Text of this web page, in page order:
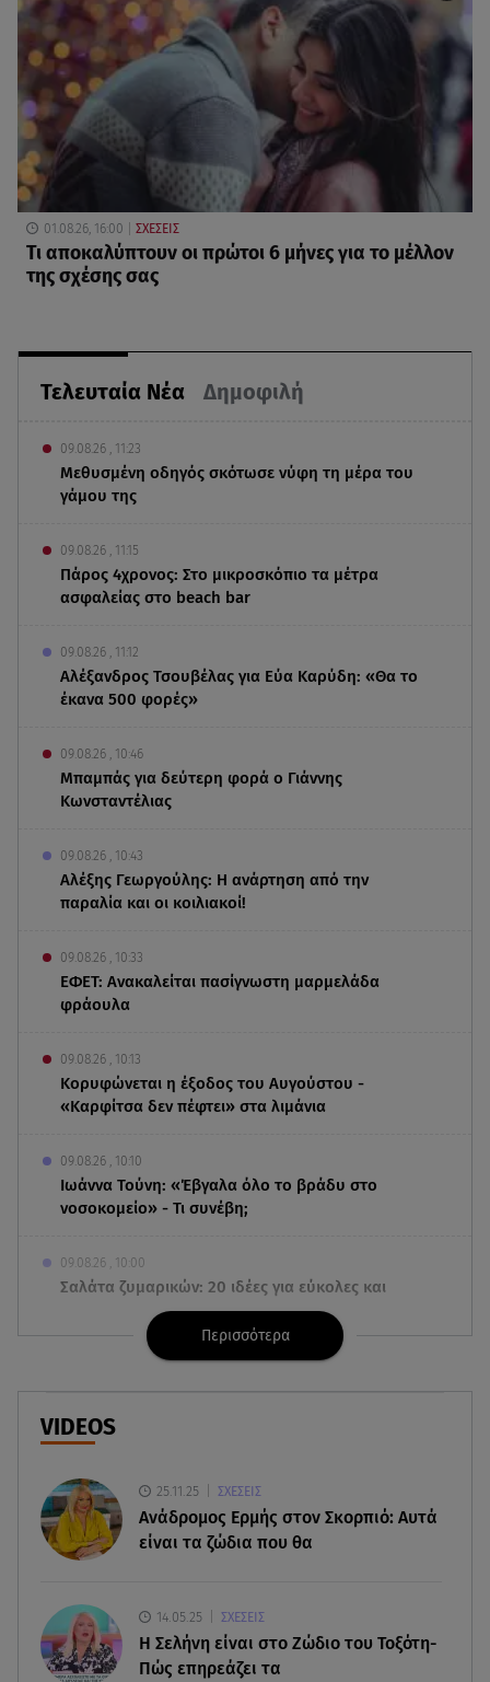
Τελευταία Νέα Δημοφιλή
09.08.26 , 11:23
Μεθυσμένη οδηγός σκότωσε νύφη τη μέρα του
γάμου της
09.08.26 , 11:15
Πάρος 4χρονος: Στο μικροσκόπιο τα μέτρα
ασφαλείας στο beach bar
09.08.26 , 11:12
Αλέξανδρος Τσουβέλας για Εύα Καρύδη: «Θα το
έκανα 500 φορές»
09.08.26 , 10:46
Μπαμπάς για δεύτερη φορά ο Γιάννης
Κωνσταντέλιας
09.08.26 , 10:43
Αλέξης Γεωργούλης: Η ανάρτηση από την
παραλία και οι κοιλιακοί!
09.08.26 , 10:33
ΕΦΕΤ: Ανακαλείται πασίγνωστη μαρμελάδα
φράουλα
09.08.26 , 10:13
Κορυφώνεται η έξοδος του Αυγούστου -
«Καρφίτσα δεν πέφτει» στα λιμάνια
09.08.26 , 10:10
Ιωάννα Τούνη: «Έβγαλα όλο το βράδυ στο
νοσοκομείο» - Τι συνέβη;
09.08.26 , 10:00
Σαλάτα ζυμαρικών: 20 ιδέες για εύκολες και
νόστιμες καλοκαιρινές συνταγές
Καιρός: Red Code σε Αττική και άλλες 5 περιοχές
09.08.26 , 09:15
Rekord C
09.08.26 , 09:03
09.08.26 , 08:44
Σοβαρό τροχαίο στο Λαγονήσι: Τραυματίες δύο
Περισσότερα
VIDEOS
25.11.25 ΣΧΕΣΕΙΣ
Ανάδρομος Ερμής στον Σκορπιό: Αυτά
είναι τα ζώδια που θα
14.05.25 ΣΧΕΣΕΙΣ
H Σελήνη είναι στο Ζώδιο του Τοξότη-
Πώς επηρεάζει τα
01.08.26, 16:00 ΣΧΕΣΕΙΣ
Τι αποκαλύπτουν οι πρώτοι 6 μήνες για το μέλλον
της σχέσης σας